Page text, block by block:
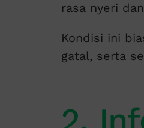
rasa nyeri
Kondisi ini
gatal, serta
2.